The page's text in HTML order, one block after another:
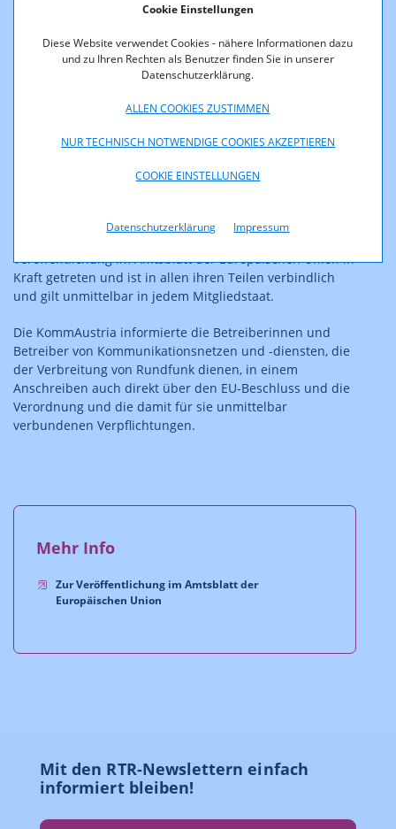
Cookie Einstellungen
Diese Website verwendet Cookies - nähere Informationen dazu
und zu Ihren Rechten als Benutzer finden Sie in unserer
Datenschutzerklärung.
ALLEN COOKIES ZUSTIMMEN
NUR TECHNISCH NOTWENDIGE COOKIES AKZEPTIEREN
COOKIE EINSTELLUNGEN
Datenschutzerklärung Impressum
russischen Staatsmedien RT (in verschiedenen
Sprachversionen) und Sputnik. Auch werden alle
Rundfunklizenzen oder -genehmigungen, Übertragungs-
und Verbreitungsvereinbarungen für diese Medien
Rolle, um die Aggressionen gegen die Ukraine mit
Nachbarländer der Ukraine zu destabilisieren, so
im Anhang der Verordnung die Programme RT – Russia
Germany, RT – Russia Today France, RT – Russia Today
Veröffentlichung im Amtsblatt der Europäischen Union in
Kraft getreten und ist in allen ihren Teilen verbindlich
und gilt unmittelbar in jedem Mitgliedstaat.
Die KommAustria informierte die Betreiberinnen und
Betreiber von Kommunikationsnetzen und -diensten, die
der Verbreitung von Rundfunk dienen, in einem
Anschreiben auch direkt über den EU-Beschluss und die
Verordnung und die damit für sie unmittelbar
verbundenen Verpflichtungen.
Mehr Info
Zur Veröffentlichung im Amtsblatt der
Europäischen Union
Mit den RTR-Newslettern einfach
informiert bleiben!